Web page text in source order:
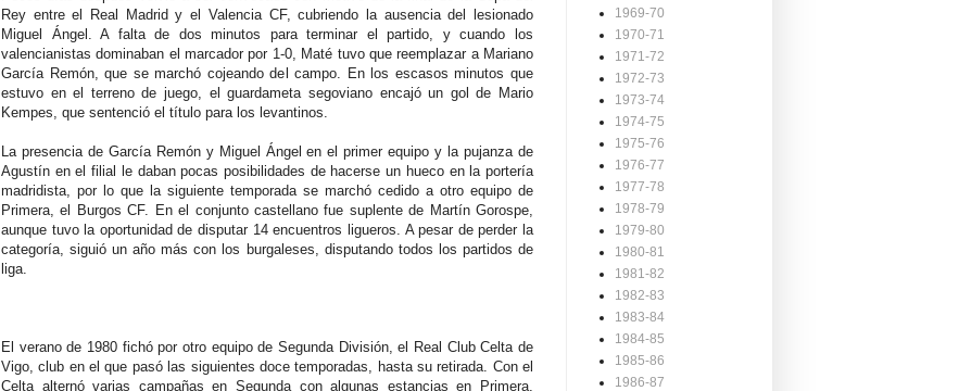
Rey entre el Real Madrid y el Valencia CF, cubriendo la ausencia del lesionado
Miguel Ángel. A falta de dos minutos para terminar el partido, y cuando los
valencianistas dominaban el marcador por 1-0, Maté tuvo que reemplazar a Mariano
García Remón, que se marchó cojeando del campo. En los escasos minutos que
estuvo en el terreno de juego, el guardameta segoviano encajó un gol de Mario
Kempes, que sentenció el título para los levantinos.
La presencia de García Remón y Miguel Ángel en el primer equipo y la pujanza de
Agustín en el filial le daban pocas posibilidades de hacerse un hueco en la portería
madridista, por lo que la siguiente temporada se marchó cedido a otro equipo de
Primera, el Burgos CF. En el conjunto castellano fue suplente de Martín Gorospe,
aunque tuvo la oportunidad de disputar 14 encuentros ligueros. A pesar de perder la
categoría, siguió un año más con los burgaleses, disputando todos los partidos de
liga.
El verano de 1980 fichó por otro equipo de Segunda División, el Real Club Celta de
Vigo, club en el que pasó las siguientes doce temporadas, hasta su retirada. Con el
Celta alternó varias campañas en Segunda con algunas estancias en Primera,
1969-70
1970-71
1971-72
1972-73
1973-74
1974-75
1975-76
1976-77
1977-78
1978-79
1979-80
1980-81
1981-82
1982-83
1983-84
1984-85
1985-86
1986-87